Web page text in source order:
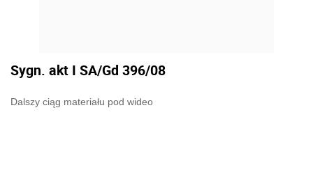
Sygn. akt I SA/Gd 396/08
Dalszy ciąg materiału pod wideo